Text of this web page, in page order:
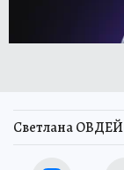
Светлана ОВДЕЙ